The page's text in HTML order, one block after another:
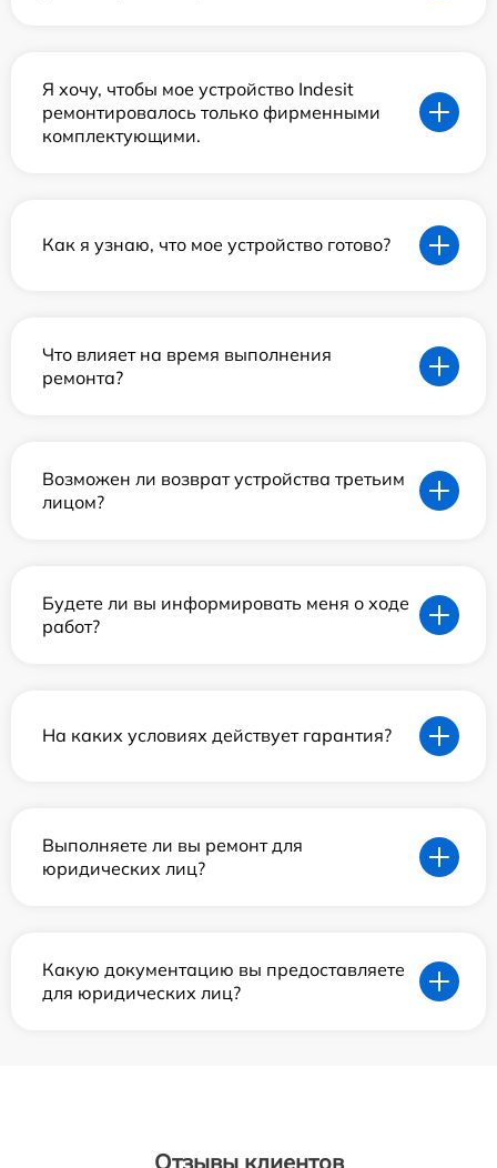
Я хочу, чтобы мое устройство Indesit
ремонтировалось только фирменными
комплектующими.
Как я узнаю, что мое устройство готово?
Что влияет на время выполнения
ремонта?
Возможен ли возврат устройства третьим
лицом?
Будете ли вы информировать меня о ходе
работ?
На каких условиях действует гарантия?
Выполняете ли вы ремонт для
юридических лиц?
Какую документацию вы предоставляете
для юридических лиц?
Отзывы клиентов